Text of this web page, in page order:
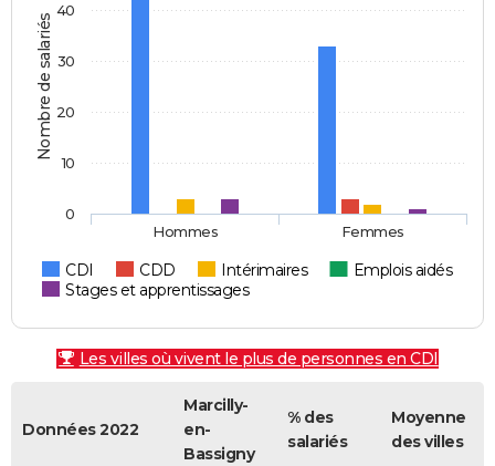
Nombre de salariés
CDI CDD Intérimaires
Emplois aidés
Stages et apprentissages
Hommes Femmes
0
10
20
30
40
Les villes où vivent le plus de personnes en CDI
Données 2022
Marcilly-
en-
Bassigny
% des
salariés
Moyenne
des villes